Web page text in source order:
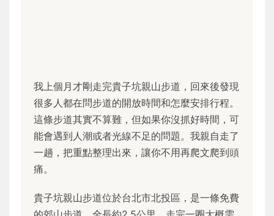
我上個月才剛走完貴子坑親山步道，回來後發現
很多人都在問步道的開放時間和怎麼安排行程。
這條步道其實不算難，但如果你沒抓好時間，可
能會遇到人潮或者光線不足的問題。我親自走了
一趟，把重點整理出來，讓你不用再爬文爬到頭
痛。
貴子坑親山步道位於台北市北投區，是一條免費